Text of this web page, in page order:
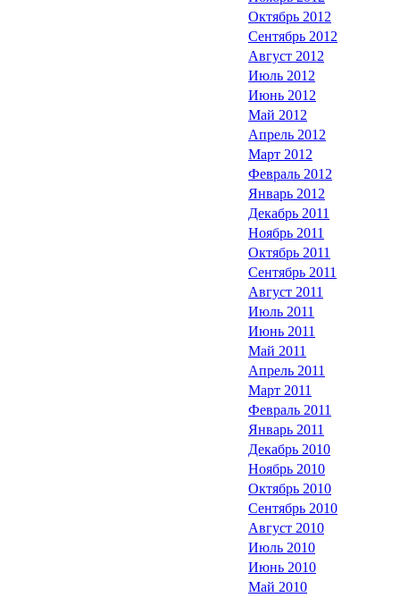
Октябрь 2012
Сентябрь 2012
Август 2012
Июль 2012
Июнь 2012
Май 2012
Апрель 2012
Март 2012
Февраль 2012
Январь 2012
Декабрь 2011
Ноябрь 2011
Октябрь 2011
Сентябрь 2011
Август 2011
Июль 2011
Июнь 2011
Май 2011
Апрель 2011
Март 2011
Февраль 2011
Январь 2011
Декабрь 2010
Ноябрь 2010
Октябрь 2010
Сентябрь 2010
Август 2010
Июль 2010
Июнь 2010
Май 2010